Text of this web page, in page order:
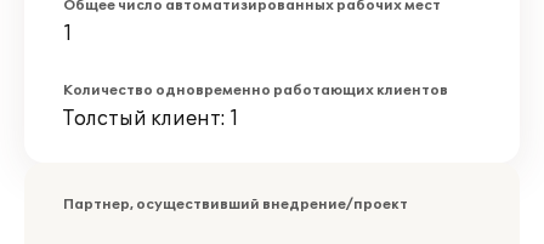
Общее число автоматизированных рабочих мест
1
Количество одновременно работающих клиентов
Толстый клиент: 1
Партнер, осуществивший внедрение/проект